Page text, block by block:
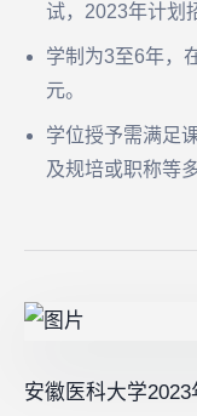
试，2023年计划
学制为3至6年，
元。
学位授予需满足
及规培或职称等
安徽医科大学